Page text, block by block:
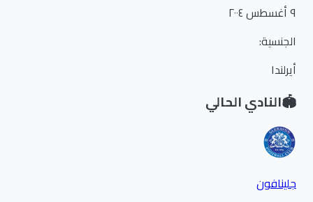
الجنسية:
أيرلندا
النادي الحالي
جلينافون